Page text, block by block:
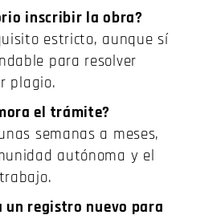
inscribir la obra?
estricto, aunque sí
para resolver
plagio.
el trámite?
semanas a meses,
autónoma y el
un registro nuevo para